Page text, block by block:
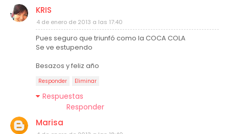
KRIS
4 de enero de 2013 a las 17:40
Pues seguro que triunfó como la COCA COLA
Se ve estupendo
Besazos y feliz año
Responder Eliminar
Respuestas
Responder
Marisa